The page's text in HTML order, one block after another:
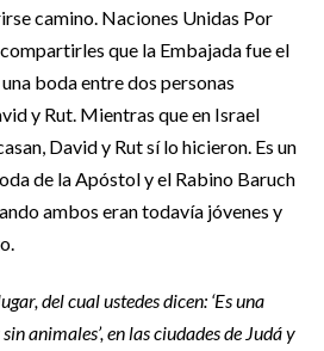
camino. Naciones Unidas Por
que la Embajada fue el
boda entre dos personas
y Rut. Mientras que en Israel
David y Rut sí lo hicieron. Es un
de la Apóstol y el Rabino Baruch
ambos eran todavía jóvenes y
del cual ustedes dicen: ‘Es una
animales’, en las ciudades de Judá y